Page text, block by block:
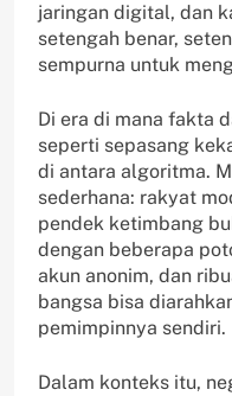
jaringan digital, dan
setengah benar,
sempurna untuk
Di era di mana fakta
seperti sepasang
di antara algoritma.
sederhana: rakyat
pendek ketimbang
dengan beberapa
akun anonim, dan
bangsa bisa
pemimpinnya sendiri.
Dalam konteks itu,